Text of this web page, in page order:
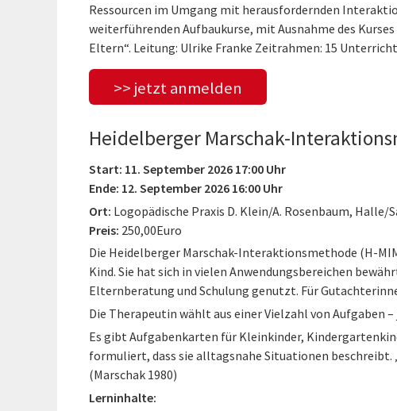
Ressourcen im Umgang mit herausfordernden
weiterführenden Aufbaukurse, mit Ausnahme des
Eltern“. Leitung: Ulrike Franke Zeitrahmen: 15
>> jetzt anmelden
Heidelberger Marschak-
Start: 11. September 2026 17:00 Uhr
Ende: 12. September 2026 16:00 Uhr
Ort: Logopädische Praxis D. Klein/A. Rosenbaum, Halle/
Preis: 250,00Euro
Die Heidelberger Marschak-Interaktionsmethode (H-
Kind. Sie hat sich in vielen Anwendungsbereichen
Elternberatung und Schulung genutzt. Für
Die Therapeutin wählt aus einer Vielzahl von Aufgaben
Es gibt Aufgabenkarten für Kleinkinder,
formuliert, dass sie alltagsnahe Situationen
(Marschak 1980)
Lerninhalte: